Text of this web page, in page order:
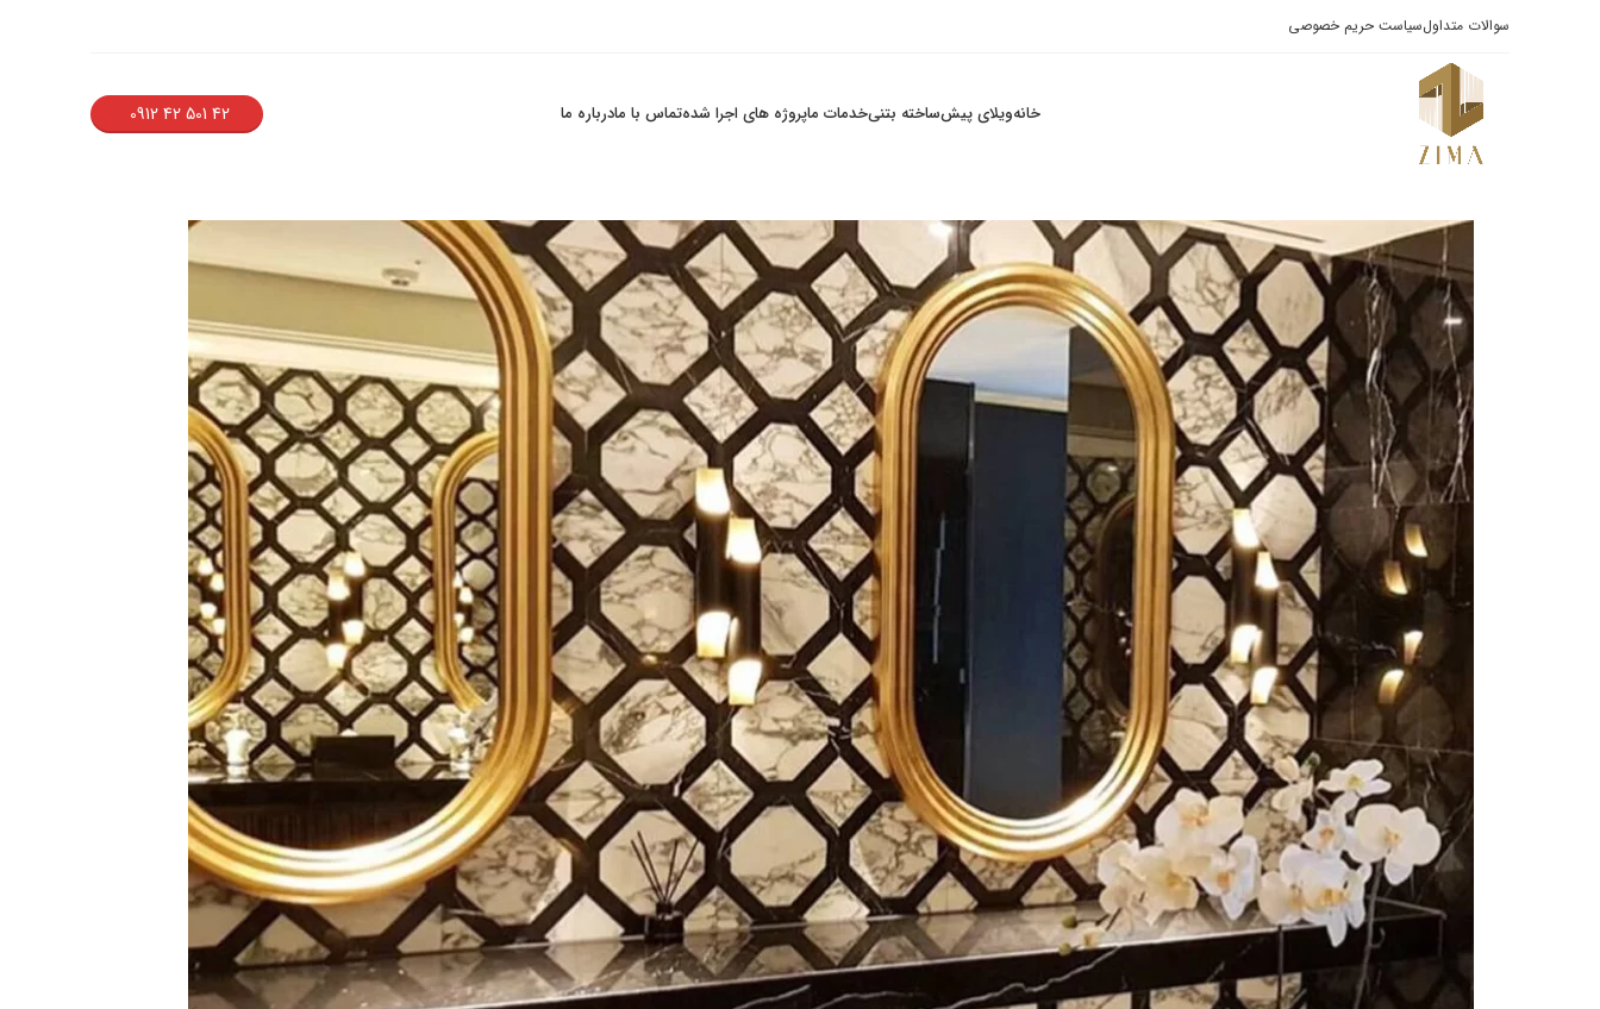
سوالات متداولسیاست حریم خصوصی
خانهویلای پیش‌ساخته بتنیخدمات ماپروژه های اجرا شدهتماس با مادرباره ما 42 501 42 0912